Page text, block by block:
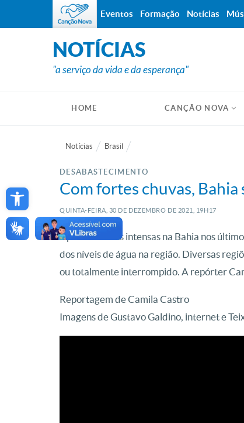
Open toolbar
NOTÍCIAS
"a serviço da vida e da esperança"
HOME CANÇÃO NOVA
Notícias Brasil
DESABASTECIMENTO
Com fortes chuvas,
QUINTA-FEIRA, 30 DE DEZEMBRO DE 2021, 19H17
Após as chuvas intensas na Bahia nos
dos níveis de água na região. Diversas
ou totalmente interrompido. A repórter
Reportagem de Camila Castro
Imagens de Gustavo Galdino, internet e
Eventos Formação Notícias